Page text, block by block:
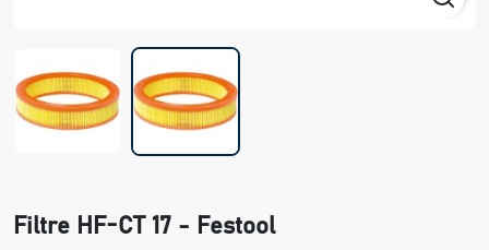
Filtre HF-CT 17 - Festool